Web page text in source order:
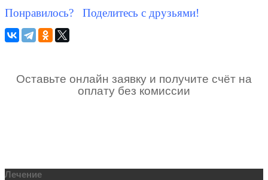
Понравилось? Поделитесь с друзьями!
Оставьте онлайн заявку и получите счёт на
оплату без комиссии
Лечение